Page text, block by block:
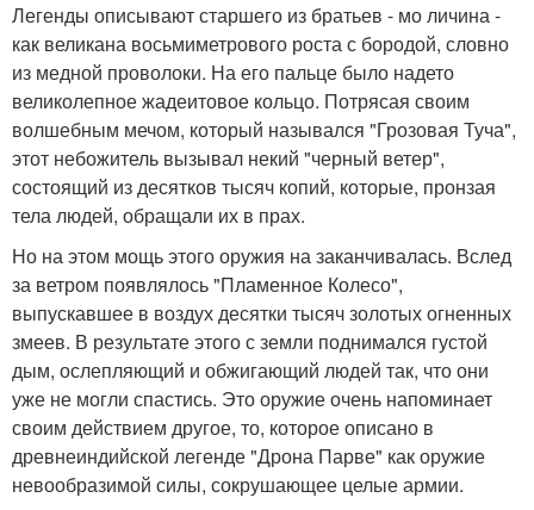
Легенды описывают старшего из братьев - мо личина -
как великана восьмиметрового роста с бородой, словно
из медной проволоки. На его пальце было надето
великолепное жадеитовое кольцо. Потрясая своим
волшебным мечом, который назывался "Грозовая Туча",
этот небожитель вызывал некий "черный ветер",
состоящий из десятков тысяч копий, которые, пронзая
тела людей, обращали их в прах.
Но на этом мощь этого оружия на заканчивалась. Вслед
за ветром появлялось "Пламенное Колесо",
выпускавшее в воздух десятки тысяч золотых огненных
змеев. В результате этого с земли поднимался густой
дым, ослепляющий и обжигающий людей так, что они
уже не могли спастись. Это оружие очень напоминает
своим действием другое, то, которое описано в
древнеиндийской легенде "Дрона Парве" как оружие
невообразимой силы, сокрушающее целые армии.